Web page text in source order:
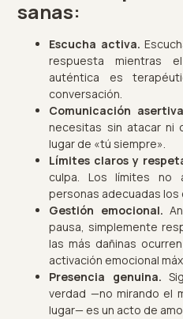
sanas:
Escucha activa.
respuesta mientras
auténtica es
conversación.
Comunicación
necesitas sin atacar ni
lugar de «tú siempre».
Límites claros y
culpa. Los límites no
personas adecuadas
Gestión emocional.
pausa, simplemente
las más dañinas
activación emocional
Presencia genuina.
verdad —no mirando el
lugar— es un acto de